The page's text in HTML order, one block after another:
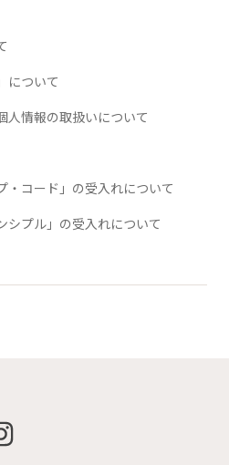
について
人情報の取扱いについて
・コード」の受入れについて
シプル」の受入れについて